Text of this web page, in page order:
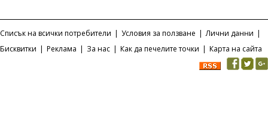
Списък на всички потребители | Условия за ползване | Лични данни |
Бисквитки | Реклама | За нас | Как да печелите точки | Карта на сайта